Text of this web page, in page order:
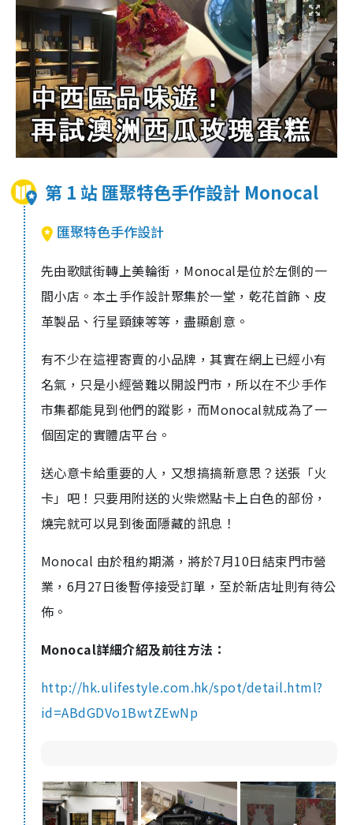
第 1 站 匯聚特色手作設計 Monocal
匯聚特色手作設計
先由歌賦街轉上美輪街，Monocal是位於左側的一
間小店。本土手作設計聚集於一堂，乾花首飾、皮
革製品、行星頸鍊等等，盡顯創意。
有不少在這裡寄賣的小品牌，其實在網上已經小有
名氣，只是小經營難以開設門市，所以在不少手作
市集都能見到他們的蹤影，而Monocal就成為了一
個固定的實體店平台。
送心意卡給重要的人，又想搞搞新意思？送張「火
卡」吧！只要用附送的火柴燃點卡上白色的部份，
燒完就可以見到後面隱藏的訊息！
Monocal 由於租約期滿，將於7月10日結束門市營
業，6月27日後暫停接受訂單，至於新店址則有待公
佈。
Monocal詳細介紹及前往方法：
http://hk.ulifestyle.com.hk/spot/detail.html?
id=ABdGDVo1BwtZEwNp